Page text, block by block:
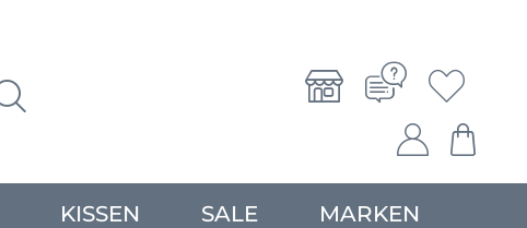
KISSEN SALE MARKEN